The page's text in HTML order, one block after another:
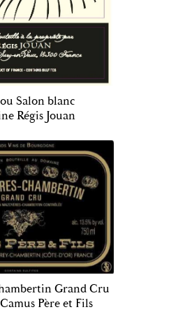
Salon blanc
Régis Jouan
Grand Cru
Père et Fils